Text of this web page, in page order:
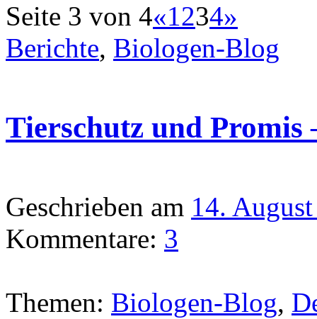
Seite 3 von 4«1234»
Berichte, Biologen-Blog
Tierschutz und Promis
Geschrieben am 14.
Kommentare: 3
Themen: Biologen-Blog,